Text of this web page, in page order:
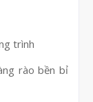
trình
rào bền bỉ